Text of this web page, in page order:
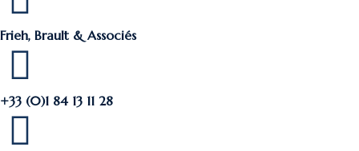
Frieh, Brault & Associés
+33 (0)1 84 13 11 28